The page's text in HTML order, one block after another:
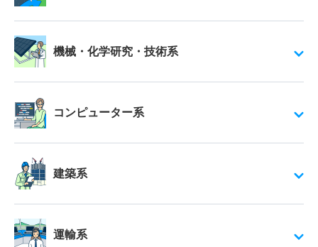
機械・化学研究・技術系
コンピューター系
建築系
運輸系